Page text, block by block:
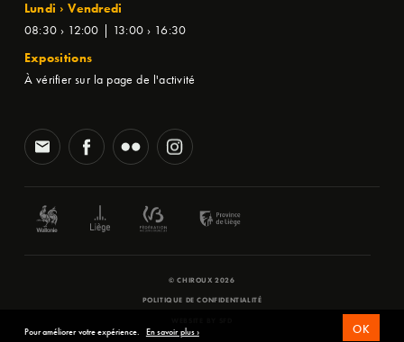
Lundi › Vendredi
08:30 › 12:00 | 13:00 › 16:30
Expositions
À vérifier sur la page de l'activité
© CHIROUX 2026
POLITIQUE DE CONFIDENTIALITÉ
Pour améliorer votre expérience. En savoir plus › OK